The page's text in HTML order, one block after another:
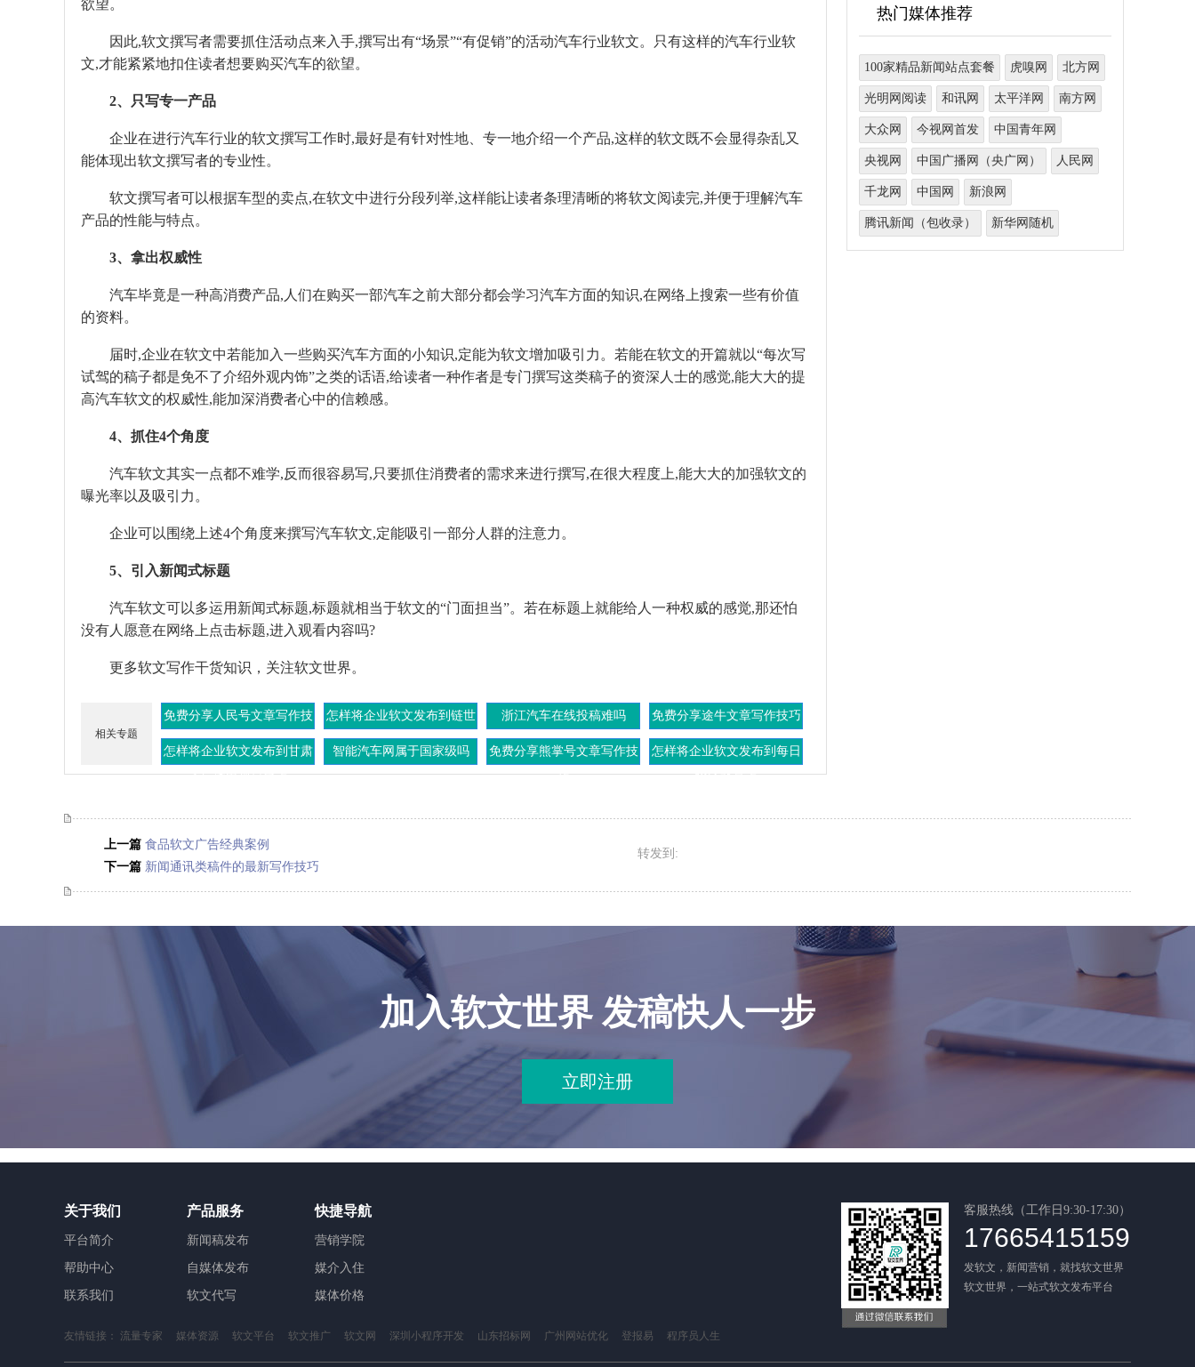
欲望。
因此,软文撰写者需要抓住活动点来入手,撰写出有“场景”“有促销”的活动汽车行业软文。只有这样的汽车行业软
文,才能紧紧地扣住读者想要购买汽车的欲望。
2、只写专一产品
企业在进行汽车行业的软文撰写工作时,最好是有针对性地、专一地介绍一个产品,这样的软文既不会显得杂乱又
能体现出软文撰写者的专业性。
软文撰写者可以根据车型的卖点,在软文中进行分段列举,这样能让读者条理清晰的将软文阅读完,并便于理解汽车
产品的性能与特点。
3、拿出权威性
汽车毕竟是一种高消费产品,人们在购买一部汽车之前大部分都会学习汽车方面的知识,在网络上搜索一些有价值
的资料。
届时,企业在软文中若能加入一些购买汽车方面的小知识,定能为软文增加吸引力。若能在软文的开篇就以“每次写
试驾的稿子都是免不了介绍外观内饰”之类的话语,给读者一种作者是专门撰写这类稿子的资深人士的感觉,能大大的提
高汽车软文的权威性,能加深消费者心中的信赖感。
4、抓住4个角度
汽车软文其实一点都不难学,反而很容易写,只要抓住消费者的需求来进行撰写,在很大程度上,能大大的加强软文的
曝光率以及吸引力。
企业可以围绕上述4个角度来撰写汽车软文,定能吸引一部分人群的注意力。
5、引入新闻式标题
汽车软文可以多运用新闻式标题,标题就相当于软文的“门面担当”。若在标题上就能给人一种权威的感觉,那还怕
没有人愿意在网络上点击标题,进入观看内容吗?
更多软文写作干货知识，关注软文世界。
相关专题
免费分享人民号文章写作技
巧
怎样将企业软文发布到链世
界上
浙江汽车在线投稿难吗 免费分享途牛文章写作技巧
怎样将企业软文发布到甘肃
省广播电视总台上
智能汽车网属于国家级吗
免费分享熊掌号文章写作技
巧
怎样将企业软文发布到每日
经济北京上
热门媒体推荐
100家精品新闻站点套餐 虎嗅网 北方网
光明网阅读 和讯网 太平洋网 南方网
大众网 今视网首发 中国青年网
央视网 中国广播网（央广网） 人民网
千龙网 中国网 新浪网
腾讯新闻（包收录） 新华网随机
上一篇 食品软文广告经典案例
下一篇 新闻通讯类稿件的最新写作技巧
转发到:
加入软文世界 发稿快人一步
立即注册
关于我们
平台简介
帮助中心
联系我们
产品服务
新闻稿发布
自媒体发布
软文代写
快捷导航
营销学院
媒介入住
媒体价格
客服热线（工作日9:30-17:30）
17665415159
发软文，新闻营销，就找软文世界
软文世界，一站式软文发布平台
友情链接： 流量专家 媒体资源 软文平台 软文推广 软文网 深圳小程序开发 山东招标网 广州网站优化 登报易 程序员人生